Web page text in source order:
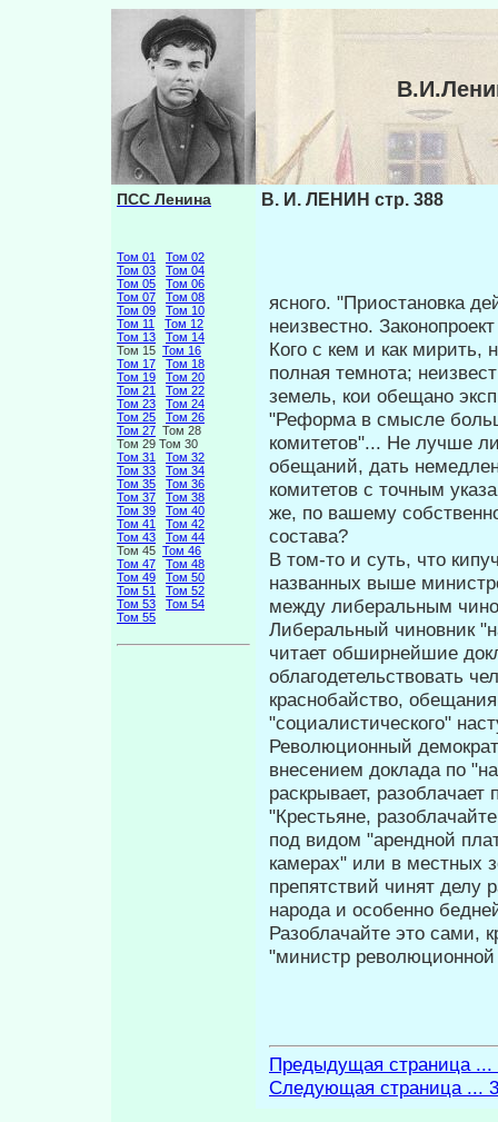
ПСС Ленина
Том 01
Том 02
Том 03
Том 04
Том 05
Том 06
Том 07
Том 08
Том 09
Том 10
Том 11
Том 12
Том 13
Том 14
Том 15 Том 16
Том 17
Том 18
Том 19
Том 20
Том 21
Том 22
Том 23
Том 24
Том 25
Том 26
Том 27 Том 28
Том 29 Том 30
Том 31
Том 32
Том 33
Том 34
Том 35
Том 36
Том 37
Том 38
Том 39
Том 40
Том 41
Том 42
Том 43
Том 44
Том 45 Том 46
Том 47
Том 48
Том 49
Том 50
Том 51
Том 52
Том 53
Том 54
Том 55
В. И. ЛЕНИН стр. 388
ясного. "Приостановка
неиз­вестно.
Кого с кем и как мирить,
полная темнота;
земель, кои обещано
"Реформа в смысле
комитетов"... Не лучше
обещаний, дать
комитетов с точным
же, по вашему
состава?
В том-то и суть, что
на­званных выше
между либе­ральным
Либеральный чиновник
читает обширнейшие
облагодетельство­вать
краснобайство,
"социалистического"
Революционный
внесе­нием доклада по
раскрывает,
"Крестьяне,
под ви­дом "арендной
камерах" или в мест­ных
препятствий чинят делу
народа и особенно
Разоблачайте это сами,
"министр
Предыдущая страница ...
Следующая страница ...